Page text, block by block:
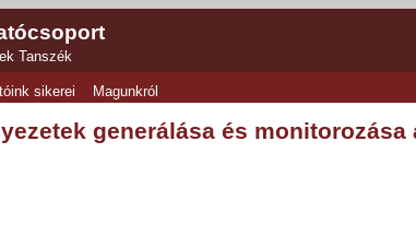
Tanszék
sikerei Magunkról
generálása és